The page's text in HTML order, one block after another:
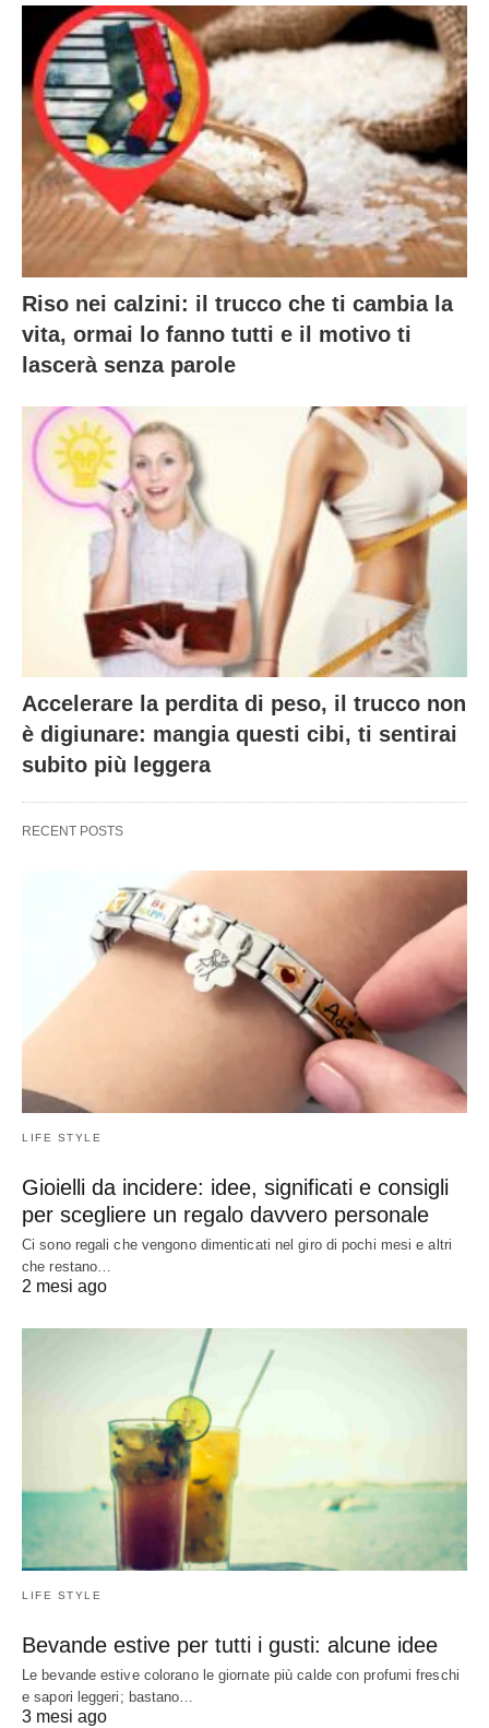
Riso nei calzini: il trucco che ti cambia la
vita, ormai lo fanno tutti e il motivo ti
lascerà senza parole
Accelerare la perdita di peso, il trucco non
è digiunare: mangia questi cibi, ti sentirai
subito più leggera
RECENT POSTS
LIFE STYLE
Gioielli da incidere: idee, significati e consigli
per scegliere un regalo davvero personale
Ci sono regali che vengono dimenticati nel giro di pochi mesi e altri
che restano…
2 mesi ago
LIFE STYLE
Bevande estive per tutti i gusti: alcune idee
Le bevande estive colorano le giornate più calde con profumi freschi
e sapori leggeri; bastano…
3 mesi ago